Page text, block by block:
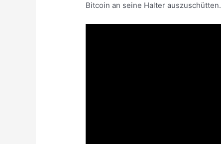
Bitcoin an seine Halter auszuschütten.